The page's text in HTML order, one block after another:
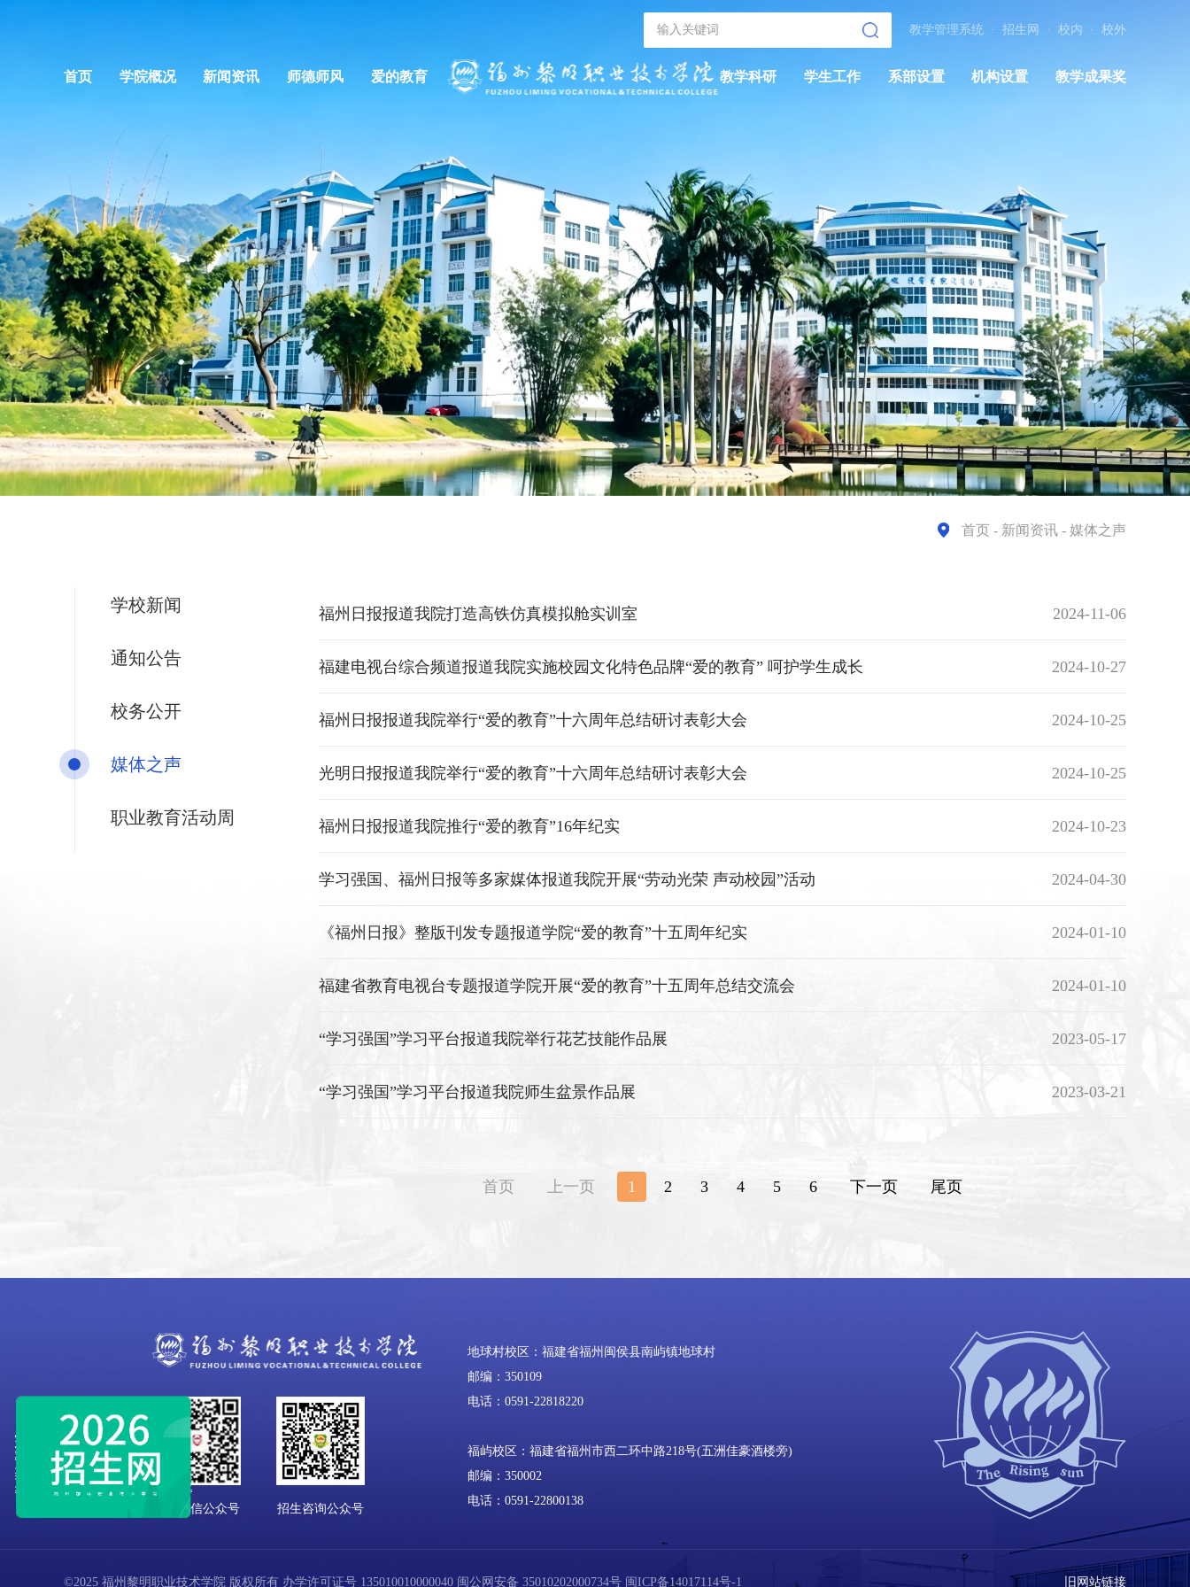
教学管理系统 · 招生网 · 校内 · 校外
首页 学院概况 新闻资讯 师德师风 爱的教育 教学科研 学生工作 系部设置 机构设置 教学成果奖
首页 - 新闻资讯 - 媒体之声
学校新闻
通知公告
校务公开
媒体之声
职业教育活动周
福州日报报道我院打造高铁仿真模拟舱实训室 2024-11-06
福建电视台综合频道报道我院实施校园文化特色品牌“爱的教育” 呵护学生成长 2024-10-27
福州日报报道我院举行“爱的教育”十六周年总结研讨表彰大会 2024-10-25
光明日报报道我院举行“爱的教育”十六周年总结研讨表彰大会 2024-10-25
福州日报报道我院推行“爱的教育”16年纪实 2024-10-23
学习强国、福州日报等多家媒体报道我院开展“劳动光荣 声动校园”活动 2024-04-30
《福州日报》整版刊发专题报道学院“爱的教育”十五周年纪实 2024-01-10
福建省教育电视台专题报道学院开展“爱的教育”十五周年总结交流会 2024-01-10
“学习强国”学习平台报道我院举行花艺技能作品展 2023-05-17
“学习强国”学习平台报道我院师生盆景作品展 2023-03-21
首页 上一页 1 2 3 4 5 6 下一页 尾页
学校微信公众号 招生咨询公众号
地球村校区：福建省福州闽侯县南屿镇地球村
邮编：350109
电话：0591-22818220
福屿校区：福建省福州市西二环中路218号(五洲佳豪酒楼旁)
邮编：350002
电话：0591-22800138
©2025 福州黎明职业技术学院 版权所有 办学许可证号 135010010000040 闽公网安备 35010202000734号 闽ICP备14017114号-1 旧网站链接